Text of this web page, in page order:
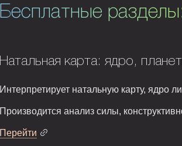
Бесплатные разделы:
Натальная карта: ядро,
Интерпретирует натальную карту, ядро
Производится анализ силы,
Перейти